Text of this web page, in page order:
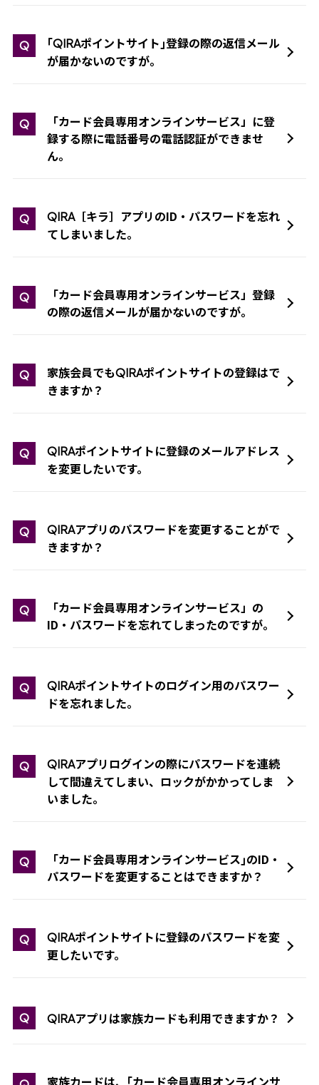
Q ｢QIRAポイントサイト｣登録の際の返信メール
が届かないのですが。
Q
「カード会員専用オンラインサービス」に登
録する際に電話番号の電話認証ができませ
ん。
Q QIRA［キラ］アプリのID・パスワードを忘れ
てしまいました。
Q
「カード会員専用オンラインサービス」登録
の際の返信メールが届かないのですが。
Q 家族会員でもQIRAポイントサイトの登録はで
きますか？
Q QIRAポイントサイトに登録のメールアドレス
を変更したいです。
Q QIRAアプリのパスワードを変更することがで
きますか？
Q
「カード会員専用オンラインサービス」の
ID・パスワードを忘れてしまったのですが。
Q QIRAポイントサイトのログイン用のパスワー
ドを忘れました。
Q QIRAアプリログインの際にパスワードを連続
して間違えてしまい、ロックがかかってしま
いました。
Q
「カード会員専用オンラインサービス｣のID・
パスワードを変更することはできますか？
Q QIRAポイントサイトに登録のパスワードを変
更したいです。
Q QIRAアプリは家族カードも利用できますか？
家族カードは、｢カード会員専用オンラインサ